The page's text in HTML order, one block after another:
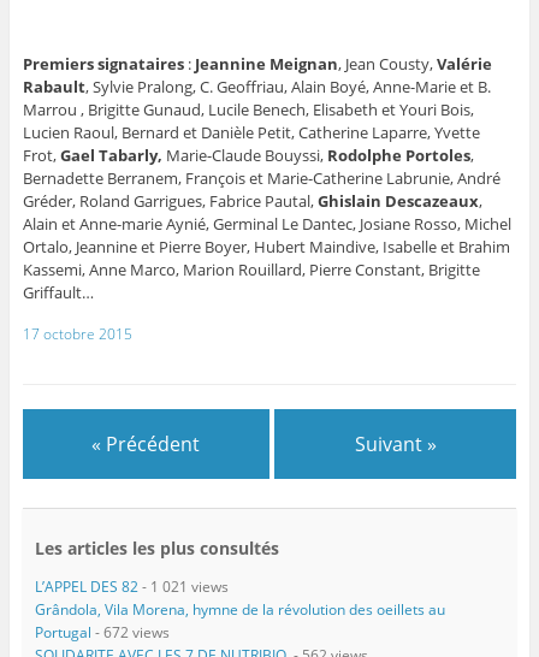
Premiers signataires: Jeannine Meignan, Jean Cousty,Valérie
Rabault, Sylvie Pralong, C. Geoffriau, Alain Boyé, Anne-Marie et B.
Marrou , Brigitte Gunaud, Lucile Benech, Elisabeth et Youri Bois,
Lucien Raoul, Bernard et Danièle Petit, Catherine Laparre, Yvette
Frot,Gael Tabarly, Marie-Claude Bouyssi, Rodolphe Portoles,
Bernadette Berranem, François et Marie-Catherine Labrunie, André
Gréder, Roland Garrigues, Fabrice Pautal,Ghislain Descazeaux,
Alain et Anne-marie Aynié, Germinal Le Dantec, Josiane Rosso, Michel
Ortalo, Jeannine et Pierre Boyer, Hubert Maindive, Isabelle et Brahim
Kassemi, Anne Marco, Marion Rouillard, Pierre Constant, Brigitte
Griffault…
17 octobre 2015
« Précédent Suivant »
Les articles les plus consultés
L’APPEL DES 82- 1 021 views
Grândola, Vila Morena, hymne de la révolution des oeillets au
Portugal - 672 views